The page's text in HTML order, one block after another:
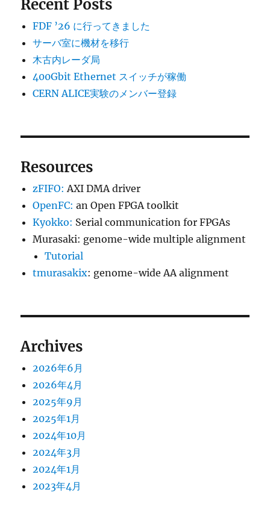
Recent Posts
FDF ’26 に行ってきました
サーバ室に機材を移行
木古内レーダ局
400Gbit Ethernet スイッチが稼働
CERN ALICE実験のメンバー登録
Resources
zFIFO: AXI DMA driver
OpenFC: an Open FPGA toolkit
Kyokko: Serial communication for FPGAs
Murasaki: genome-wide multiple alignment
Tutorial
tmurasakix: genome-wide AA alignment
Archives
2026年6月
2026年4月
2025年9月
2025年1月
2024年10月
2024年3月
2024年1月
2023年4月